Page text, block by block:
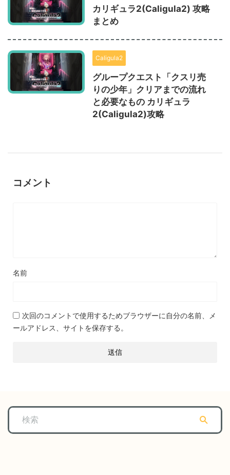
カリギュラ2(Caligula2) 攻略
まとめ
Caligula2
グループクエスト「クスリ売
りの少年」クリアまでの流れ
と必要なもの カリギュラ
2(Caligula2)攻略
コメント
名前
次回のコメントで使用するためブラウザーに自分の名前、メ
ールアドレス、サイトを保存する。